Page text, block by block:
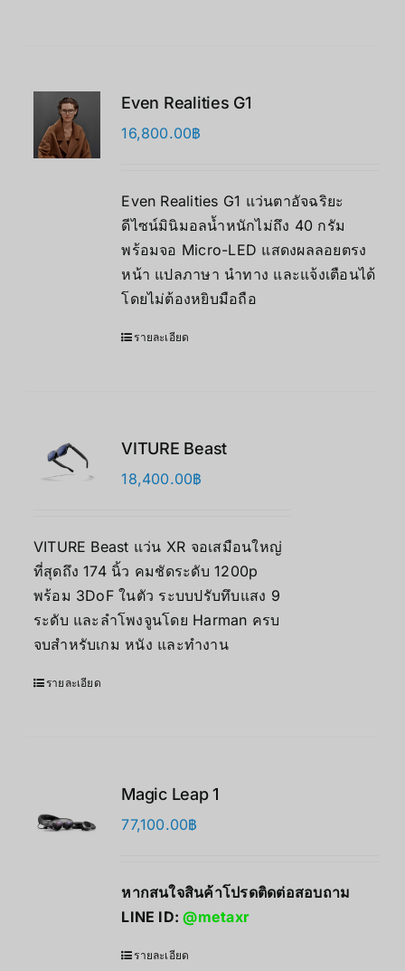
Even Realities G1
16,800.00฿
Even Realities G1 แว่นตาอัจฉริยะ
ดีไซน์มินิมอลน้ำหนักไม่ถึง 40 กรัม
พร้อมจอ Micro-LED แสดงผลลอยตรง
หน้า แปลภาษา นำทาง และแจ้งเตือนได้
โดยไม่ต้องหยิบมือถือ
รายละเอียด
VITURE Beast
18,400.00฿
VITURE Beast แว่น XR จอเสมือนใหญ่
ที่สุดถึง 174 นิ้ว คมชัดระดับ 1200p
พร้อม 3DoF ในตัว ระบบปรับทึบแสง 9
ระดับ และลำโพงจูนโดย Harman ครบ
จบสำหรับเกม หนัง และทำงาน
รายละเอียด
Magic Leap 1
77,100.00฿
หากสนใจสินค้าโปรดติดต่อสอบถาม
LINE ID:@metaxr
รายละเอียด